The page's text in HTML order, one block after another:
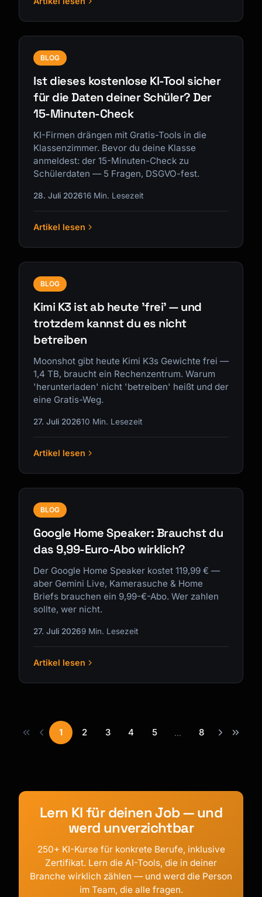
BLOG
Ist dieses kostenlose KI-Tool sicher
für die Daten deiner Schüler? Der
15-Minuten-Check
KI-Firmen drängen mit Gratis-Tools in die
Klassenzimmer. Bevor du deine Klasse
anmeldest: der 15-Minuten-Check zu
Schülerdaten — 5 Fragen, DSGVO-fest.
28. Juli 202616 Min. Lesezeit
Artikel lesen
BLOG
Kimi K3 ist ab heute 'frei' — und
trotzdem kannst du es nicht
betreiben
Moonshot gibt heute Kimi K3s Gewichte frei —
1,4 TB, braucht ein Rechenzentrum. Warum
'herunterladen' nicht 'betreiben' heißt und der
eine Gratis-Weg.
27. Juli 202610 Min. Lesezeit
Artikel lesen
BLOG
Google Home Speaker: Brauchst du
das 9,99-Euro-Abo wirklich?
Der Google Home Speaker kostet 119,99 € —
aber Gemini Live, Kamerasuche & Home
Briefs brauchen ein 9,99-€-Abo. Wer zahlen
sollte, wer nicht.
27. Juli 20269 Min. Lesezeit
Artikel lesen
1 2 3 4 5 ... 8
Lern KI für deinen Job — und
werd unverzichtbar
250+ KI-Kurse für konkrete Berufe, inklusive
Zertifikat. Lern die AI-Tools, die in deiner
Branche wirklich zählen — und werd die Person
im Team, die alle fragen.